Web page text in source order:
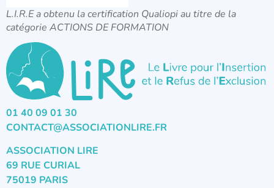
L.I.R.E a obtenu la certification Qualiopi au titre de la
catégorie ACTIONS DE FORMATION
01 40 09 01 30
CONTACT@ASSOCIATIONLIRE.FR
ASSOCIATION LIRE
69 RUE CURIAL
75019 PARIS